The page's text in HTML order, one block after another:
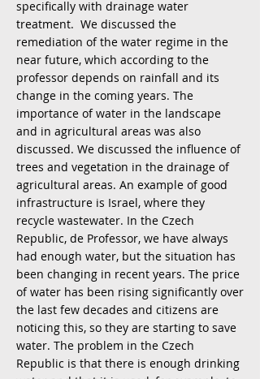
specifically with drainage water
treatment. We discussed the
remediation of the water regime in the
near future, which according to the
professor depends on rainfall and its
change in the coming years. The
importance of water in the landscape
and in agricultural areas was also
discussed. We discussed the influence of
trees and vegetation in the drainage of
agricultural areas. An example of good
infrastructure is Israel, where they
recycle wastewater. In the Czech
Republic, de Professor, we have always
had enough water, but the situation has
been changing in recent years. The price
of water has been rising significantly over
the last few decades and citizens are
noticing this, so they are starting to save
water. The problem in the Czech
Republic is that there is enough drinking